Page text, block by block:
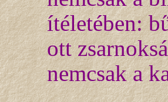
ítéletében:
ott
nemcsak a